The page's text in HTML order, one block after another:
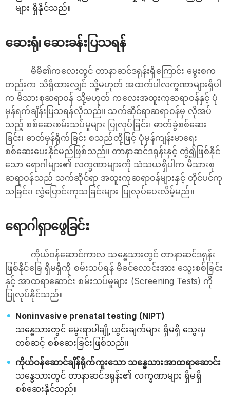
များ ရှိနိုင်သည်။
ဆေးရုံ၊ ဆေးခန်းပြသရန်
မိမိ၏ကလေးတွင် ‌တာနာဆင်ဒရုန်းရှိကြောင်း မွေးစက
တည်းက သိရှိထားလျှင် သို့မဟုတ် အထက်ပါလက္ခဏာများရှိပါ
က မိသားစုဆရာဝန် သို့မဟုတ် ကလေးအထူးကုဆရာဝန်နှင့် ပုံ
မှန်ရက်ချိန်းပြသရန်လိုသည်။ သက်ဆိုင်ရာဆရာဝန်မှ လိုအပ်
သည့် စစ်ဆေးစမ်းသပ်မှုများ ပြုလုပ်ခြင်း၊ ဓာတ်ခွဲစစ်ဆေး
ခြင်း၊ ဓာတ်မှန်ရိုက်ခြင်း စသည်တို့ဖြင့် ပုံမှန်ကျန်းမာရေး
စစ်ဆေးပေးနိုင်မည်ဖြစ်သည်။ ‌တာနာဆင်ဒရုန်းနှင့် တွဲ၍ဖြစ်နိုင်
သော ရောဂါများ၏ လက္ခဏာများကို သံသယရှိပါက မိသားစု
ဆရာဝန်သည် သက်ဆိုင်ရာ အထူးကုဆရာဝန်များနှင့် တိုင်ပင်ကု
သခြင်း၊​ လွှဲပြောင်းကုသခြင်းများ ပြုလုပ်ပေးလိမ့်မည်။
ရောဂါရှာဖွေခြင်း
ကိုယ်ဝန်ဆောင်ကာလ သန္ဓေသားတွင် ‌တာနာဆင်ဒရုန်း
ဖြစ်နိုင်ခြေ ရှိမရှိကို စမ်းသပ်ရန် မိခင်လောင်းအား သွေးစစ်ခြင်း
နှင့် အာထရာဆောင်း စမ်းသပ်မှုများ (Screening Tests) ကို
ပြုလုပ်နိုင်သည်။
Noninvasive prenatal testing (NIPT)
သန္ဓေသားတွင် မွေးရာပါချို့ယွင်းချက်များ ရှိမရှိ သွေးမှ
တစ်ဆင့် စစ်ဆေးခြင်းဖြစ်သည်။
ကိုယ်ဝန်ဆောင်ချိန်ရိုက်ကူးသော သန္ဓေသားအာထရာဆောင်း
သန္ဓေသားတွင် တာနာဆင်ဒရုန်း၏ လက္ခဏာများ ရှိမရှိ
စစ်ဆေးနိုင်သည်။